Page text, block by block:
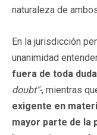
naturaleza de
En la jurisdicción
unanimidad
fuera de toda
doubt"-, mientras
exigente en
mayor parte de la